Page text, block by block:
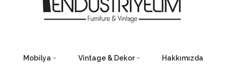
Mobilya Vintage & Dekor Hakkımızda